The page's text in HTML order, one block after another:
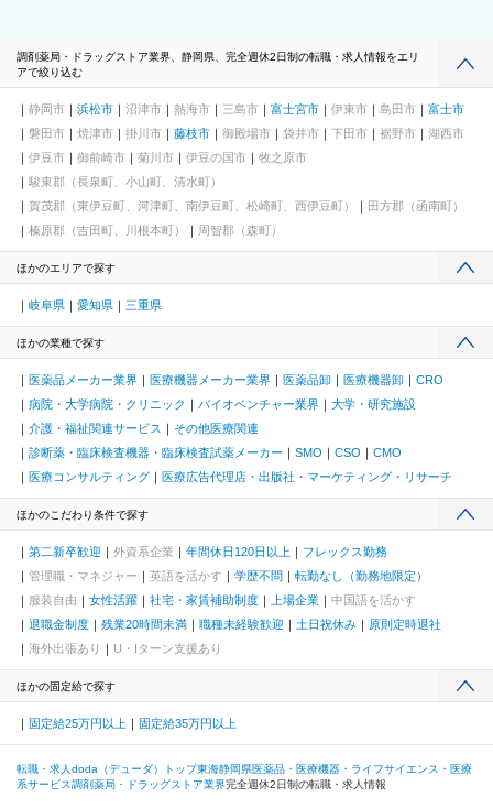
調剤薬局・ドラッグストア業界、静岡県、完全週休2日制の転職・求人情報をエリ
アで絞り込む
静岡市 浜松市 沼津市 熱海市 三島市 富士宮市 伊東市 島田市
富士市
磐田市
焼津市 掛川市 藤枝市 御殿場市 袋井市 下田市 裾野市
湖西市
伊豆市
御前崎市 菊川市 伊豆の国市
牧之原市
駿東郡（長泉町、小山町、清水町）
賀茂郡（東伊豆町、河津町、南伊豆町、松崎町、西伊豆町）
田方郡（函南町）
榛原郡（吉田町、川根本町）
周智郡（森町）
ほかのエリアで探す
岐阜県 愛知県 三重県
ほかの業種で探す
医薬品メーカー業界 医療機器メーカー業界 医薬品卸 医療機器卸
CRO
病院・大学病院・クリニック
バイオベンチャー業界
大学・研究施設
介護・福祉関連サービス
その他医療関連
診断薬・臨床検査機器・臨床検査試薬メーカー
SMO CSO
CMO
医療コンサルティング
医療広告代理店・出版社・マーケティング・リサーチ
ほかのこだわり条件で探す
第二新卒歓迎 外資系企業 年間休日120日以上
フレックス勤務
管理職・マネジャー
英語を活かす 学歴不問
転勤なし（勤務地限定）
服装自由
女性活躍 社宅・家賃補助制度 上場企業
中国語を活かす
退職金制度
残業20時間未満 職種未経験歓迎 土日祝休み
原則定時退社
海外出張あり
U・Iターン支援あり
ほかの固定給で探す
固定給25万円以上 固定給35万円以上
転職・求人doda（デューダ）トップ東海静岡県医薬品・医療機器・ライフサイエンス・医療
系サービス調剤薬局・ドラッグストア業界完全週休2日制の転職・求人情報